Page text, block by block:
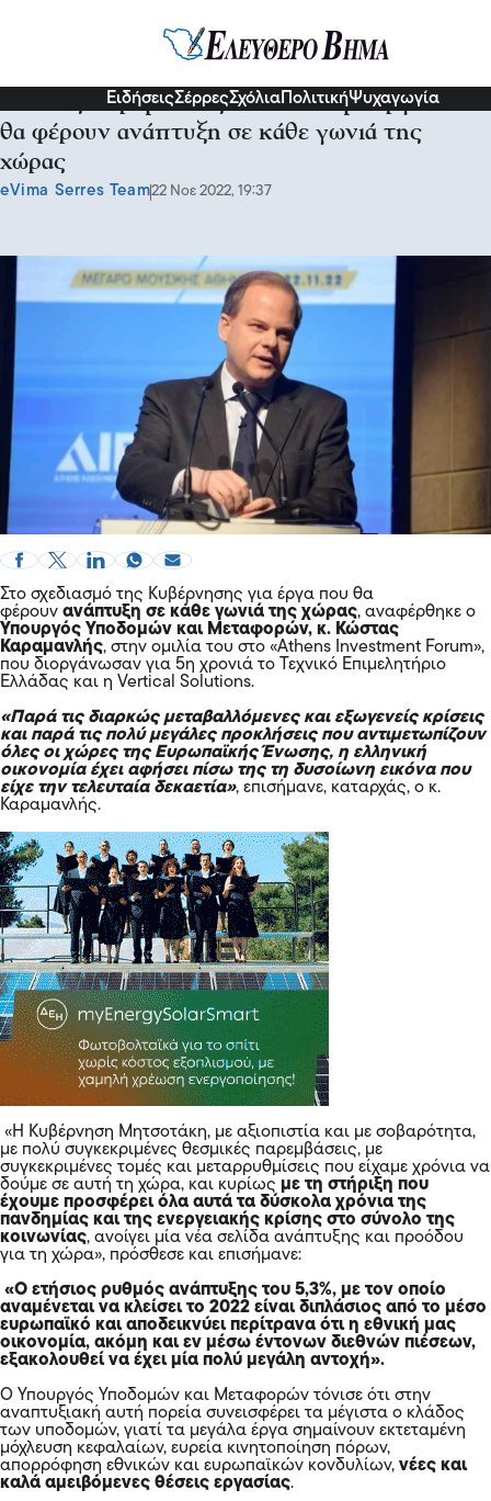
ΕιδήσειςΣέρρεςΣχόλια ΠολιτικήΨυχαγωγία
Κώστας Καραμανλής: Υλοποιούμε έργα που
θα φέρουν ανάπτυξη σε κάθε γωνιά της
χώρας
eVima Serres Team22 Νοε 2022, 19:37
Στο σχεδιασμό της Κυβέρνησης για έργα που θα
φέρουν ανάπτυξη σε κάθε γωνιά της χώρας, αναφέρθηκε ο
Υπουργός Υποδομών και Μεταφορών, κ. Κώστας
Καραμανλής, στην ομιλία του στο «Athens Investment Forum»,
που διοργάνωσαν για 5η χρονιά το Τεχνικό Επιμελητήριο
Ελλάδας και η Vertical Solutions.
«Παρά τις διαρκώς μεταβαλλόμενες και εξωγενείς κρίσεις
και παρά τις πολύ μεγάλες προκλήσεις που αντιμετωπίζουν
όλες οι χώρες της Ευρωπαϊκής Ένωσης, η ελληνική
οικονομία έχει αφήσει πίσω της τη δυσοίωνη εικόνα που
είχε την τελευταία δεκαετία», επισήμανε, καταρχάς, ο κ.
Καραμανλής.
«Η Κυβέρνηση Μητσοτάκη, με αξιοπιστία και με σοβαρότητα,
με πολύ συγκεκριμένες θεσμικές παρεμβάσεις, με
συγκεκριμένες τομές και μεταρρυθμίσεις που είχαμε χρόνια να
δούμε σε αυτή τη χώρα, και κυρίως με τη στήριξη που
έχουμε προσφέρει όλα αυτά τα δύσκολα χρόνια της
πανδημίας και της ενεργειακής κρίσης στο σύνολο της
κοινωνίας, ανοίγει μία νέα σελίδα ανάπτυξης και προόδου
για τη χώρα», πρόσθεσε και επισήμανε:
«Ο ετήσιος ρυθμός ανάπτυξης του 5,3%, με τον οποίο
αναμένεται να κλείσει το 2022 είναι διπλάσιος από το μέσο
ευρωπαϊκό και αποδεικνύει περίτρανα ότι η εθνική μας
οικονομία, ακόμη και εν μέσω έντονων διεθνών πιέσεων,
εξακολουθεί να έχει μία πολύ μεγάλη αντοχή».
Ο Υπουργός Υποδομών και Μεταφορών τόνισε ότι στην
αναπτυξιακή αυτή πορεία συνεισφέρει τα μέγιστα ο κλάδος
των υποδομών, γιατί τα μεγάλα έργα σημαίνουν εκτεταμένη
μόχλευση κεφαλαίων, ευρεία κινητοποίηση πόρων,
απορρόφηση εθνικών και ευρωπαϊκών κονδυλίων, νέες και
καλά αμειβόμενες θέσεις εργασίας.